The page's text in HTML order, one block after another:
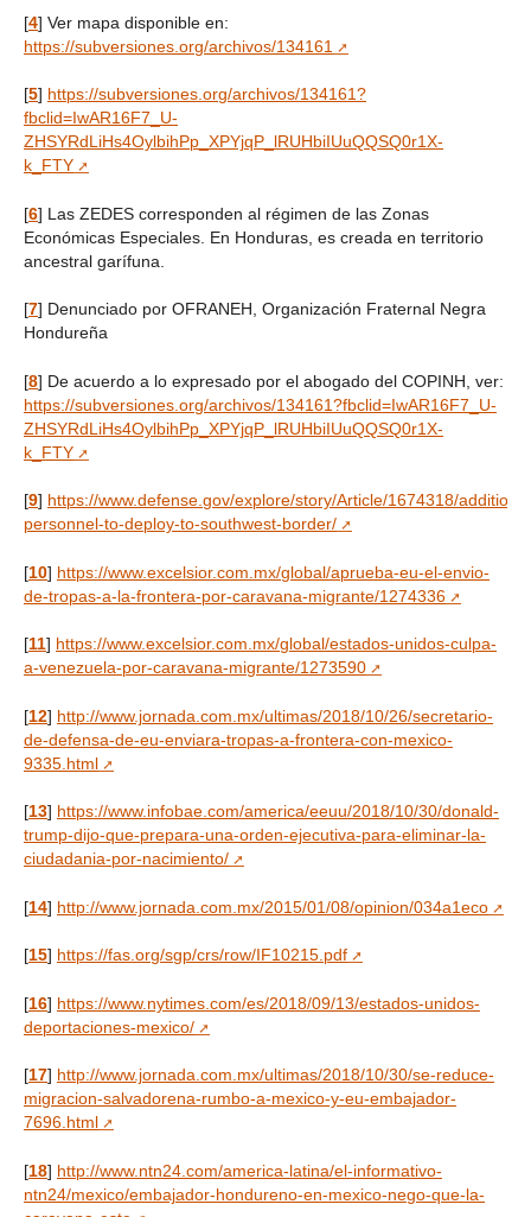
[4] Ver mapa disponible en:
https://subversiones.org/archivos/134161
[5] https://subversiones.org/archivos/134161?
fbclid=IwAR16F7_U-
ZHSYRdLiHs4OylbihPp_XPYjqP_lRUHbiIUuQQSQ0r1X-
k_FTY
[6] Las ZEDES corresponden al régimen de las Zonas
Económicas Especiales. En Honduras, es creada en territorio
ancestral garífuna.
[7] Denunciado por OFRANEH, Organización Fraternal Negra
Hondureña
[8] De acuerdo a lo expresado por el abogado del COPINH, ver:
https://subversiones.org/archivos/134161?fbclid=IwAR16F7_U-
ZHSYRdLiHs4OylbihPp_XPYjqP_lRUHbiIUuQQSQ0r1X-
k_FTY
[9] https://www.defense.gov/explore/story/Article/1674318/
personnel-to-deploy-to-southwest-border/
[10] https://www.excelsior.com.mx/global/aprueba-eu-el-envio-
de-tropas-a-la-frontera-por-caravana-migrante/1274336
[11] https://www.excelsior.com.mx/global/estados-unidos-culpa-
a-venezuela-por-caravana-migrante/1273590
[12] http://www.jornada.com.mx/ultimas/2018/10/26/secretario-
de-defensa-de-eu-enviara-tropas-a-frontera-con-mexico-
9335.html
[13] https://www.infobae.com/america/eeuu/2018/10/30/donald-
trump-dijo-que-prepara-una-orden-ejecutiva-para-eliminar-la-
ciudadania-por-nacimiento/
[14] http://www.jornada.com.mx/2015/01/08/opinion/034a1eco
[15] https://fas.org/sgp/crs/row/IF10215.pdf
[16] https://www.nytimes.com/es/2018/09/13/estados-unidos-
deportaciones-mexico/
[17] http://www.jornada.com.mx/ultimas/2018/10/30/se-reduce-
migracion-salvadorena-rumbo-a-mexico-y-eu-embajador-
7696.html
[18] http://www.ntn24.com/america-latina/el-informativo-
ntn24/mexico/embajador-hondureno-en-mexico-nego-que-la-